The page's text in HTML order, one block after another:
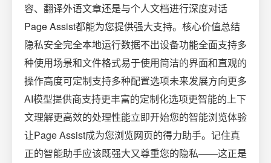
容、翻译外语文章还是与个人文档进行深度对话
Page Assist都能为您提供强大支持。核心价值总结
隐私安全完全本地运行数据不出设备功能全面支持多
种使用场景和文件格式易于使用简洁的界面和直观的
操作高度可定制支持多种配置选项未来发展方向更多
AI模型提供商支持更丰富的定制化选项更智能的上下
文理解更高效的处理性能立即开始您的智能浏览体验
让Page Assist成为您浏览网页的得力助手。记住真
正的智能助手应该既强大又尊重您的隐私——这正是